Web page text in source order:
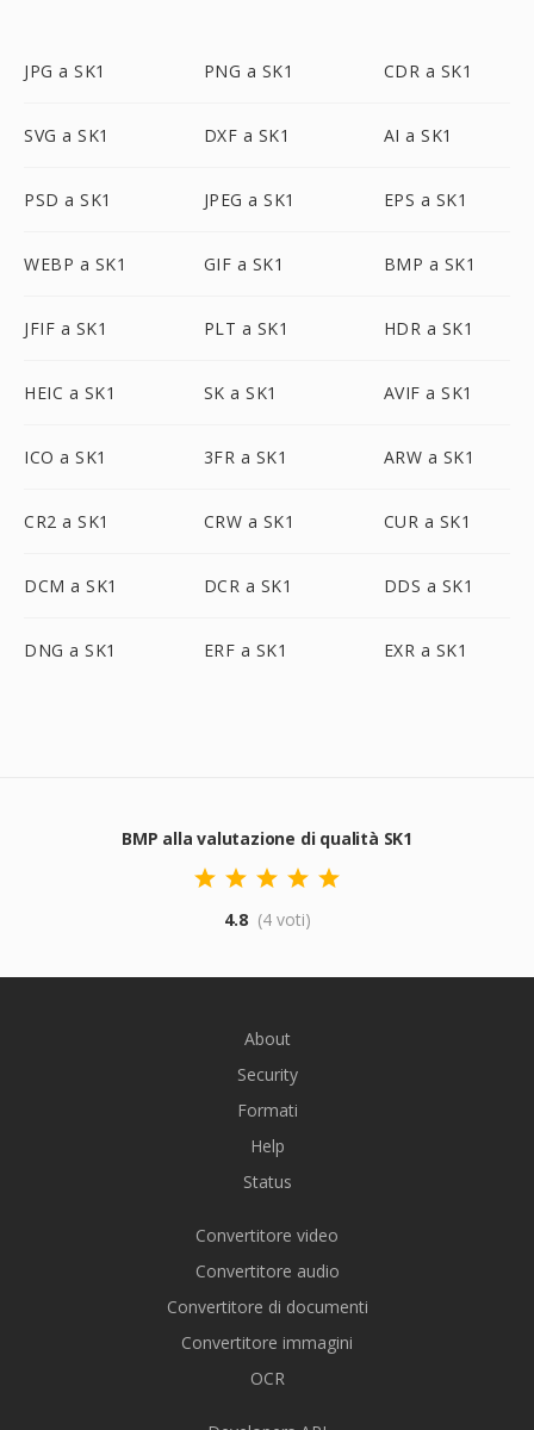
JPG a SK1 PNG a SK1 CDR a SK1
SVG a SK1 DXF a SK1 AI a SK1
PSD a SK1 JPEG a SK1 EPS a SK1
WEBP a SK1 GIF a SK1 BMP a SK1
JFIF a SK1 PLT a SK1 HDR a SK1
HEIC a SK1 SK a SK1 AVIF a SK1
ICO a SK1 3FR a SK1 ARW a SK1
CR2 a SK1 CRW a SK1 CUR a SK1
DCM a SK1 DCR a SK1 DDS a SK1
DNG a SK1 ERF a SK1 EXR a SK1
BMP alla valutazione di qualità SK1
4.8 (4 voti)
About
Security
Formati
Help
Status
Convertitore video
Convertitore audio
Convertitore di documenti
Convertitore immagini
OCR